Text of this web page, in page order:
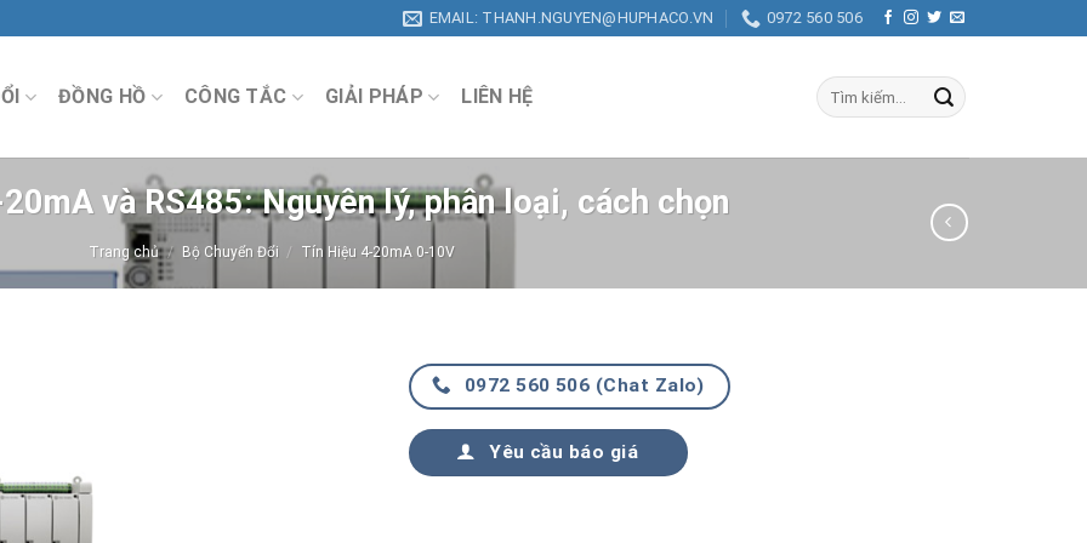
EMAIL: THANH.NGUYEN@HUPHACO.VN 0972 560 506
ĐỒNG HỒ CÔNG TẮC GIẢI PHÁP LIÊN HỆ
Tìm
kiếm:
và RS485: Nguyên lý, phân loại, cách chọn
Trang chủ / Bộ Chuyển Đổi / Tín Hiệu 4-20mA 0-10V
0972 560 506 (Chat Zalo)
Yêu cầu báo giá